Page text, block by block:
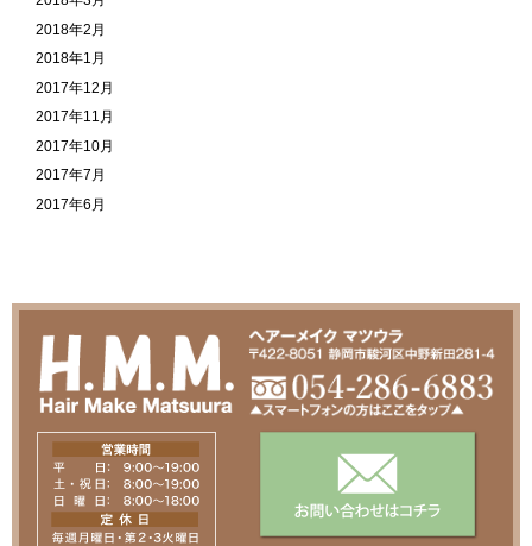
2018年2月
2018年1月
2017年12月
2017年11月
2017年10月
2017年7月
2017年6月